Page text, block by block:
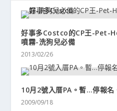
好事多Costco的CP王-Pet-
噴霧-洗狗兒必備
2013/02/26
10月2號入厝PA。暫…停報
2009/09/18